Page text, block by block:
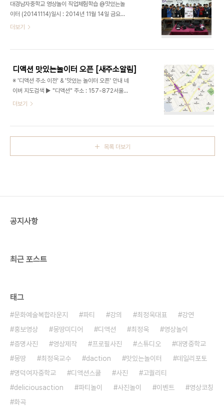
대경남자중학교 영상놀이 직업체험학습 @맛있는놀
이터 (20141114)일시 : 2014년 11월 14일 금요일
장소 : 강서구 화곡동 맛있는놀이터대상 : 대경중학교
1시에는 대경중학교에서 영상놀이 직업 체험을 하
러 왔습니다. 맛있는놀이터에서 남자중학교는 처음
이었는데요. 대경중학교 2학년 학생들의 촬영 기획
아이템은 바로 "라면"이였답니다. 덕분에 맛있는 놀
이터에서 라면을 끓어서 먹으면서 직접 영상 놀이 직
님의 제자 김정환군이 조교로 대경중학교의 영상놀
더보기
디액션 맛있는놀이터 오픈 [새주소알림]
※ '디액션 주소 이전' & '맛있는 놀이터 오픈' 안내 네
이버 지도검색 ▶ "디액션" 주소 : 157-872서울특
별시 강서구 까치산로 20 / 서울특별시 강서구 화곡
더보기
목록 더보기
공지사항
최근 포스트
태그
문화예술복합라운지 파티 강의 최정욱대표
강연
홍보영상
몽땅미디어 디액션 최정욱
영상놀이
증명사진
영상제작 프로필사진 스튜디오
대명중학교
몽땅
최정욱교수 daction 맛있는놀이터
데일리포토
명덕여자중학교
디액션스쿨 사진
고퀄리티
deliciousaction
파티놀이 사진놀이 이벤트
영상코칭
화곡